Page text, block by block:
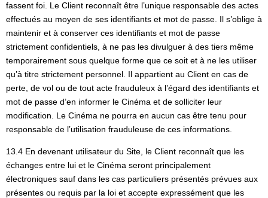
fassent foi. Le Client reconnaît être l’unique responsable des actes
effectués au moyen de ses identifiants et mot de passe. Il s’oblige à
maintenir et à conserver ces identifiants et mot de passe
strictement confidentiels, à ne pas les divulguer à des tiers même
temporairement sous quelque forme que ce soit et à ne les utiliser
qu’à titre strictement personnel. Il appartient au Client en cas de
perte, de vol ou de tout acte frauduleux à l’égard des identifiants et
mot de passe d’en informer le Cinéma et de solliciter leur
modification. Le Cinéma ne pourra en aucun cas être tenu pour
responsable de l’utilisation frauduleuse de ces informations.
13.4 En devenant utilisateur du Site, le Client reconnaît que les
échanges entre lui et le Cinéma seront principalement
électroniques sauf dans les cas particuliers présentés prévues aux
présentes ou requis par la loi et accepte expressément que les